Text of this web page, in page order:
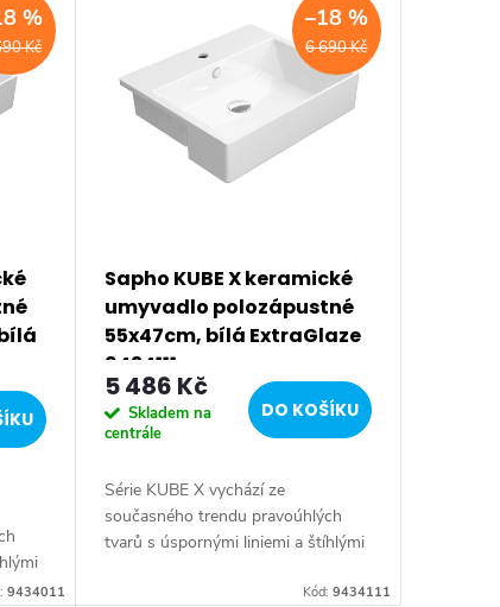
Kč
%
9434011
6 690 Kč
–18 %
Sapho KUBE X keramické
umyvadlo polozápustné
55x47cm, bílá ExtraGlaze
9434111
5 486 Kč
Skladem na
centrále
DO KOŠÍKU
Série KUBE X vychází ze
současného trendu pravoúhlých
tvarů s úspornými liniemi a štíhlými
umyvadla od větších až po nejmenší
Kód: 9434111